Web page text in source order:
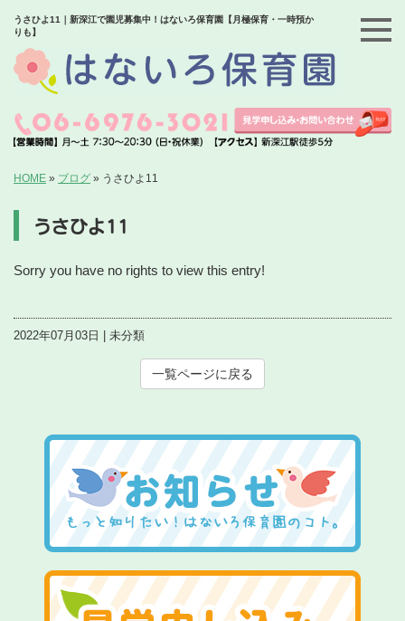
うさひよ11｜新深江で園児募集中！はないろ保育園【月極保育・一時預か
りも】
HOME » ブログ » うさひよ11
うさひよ11
Sorry you have no rights to view this entry!
2022年07月03日 | 未分類
一覧ページに戻る